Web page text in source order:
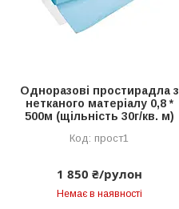
Одноразові простирадла з
нетканого матеріалу 0,8 *
500м (щільність 30г/кв. м)
прост1
1 850 ₴/рулон
Немає в наявності